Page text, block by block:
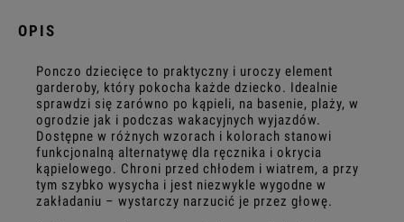
OPIS
Ponczo dziecięce to praktyczny i uroczy element
garderoby, który pokocha każde dziecko. Idealnie
sprawdzi się zarówno po kąpieli, na basenie, plaży, w
ogrodzie jak i podczas wakacyjnych wyjazdów.
Dostępne w różnych wzorach i kolorach stanowi
funkcjonalną alternatywę dla ręcznika i okrycia
kąpielowego. Chroni przed chłodem i wiatrem, a przy
tym szybko wysycha i jest niezwykle wygodne w
zakładaniu – wystarczy narzucić je przez głowę.